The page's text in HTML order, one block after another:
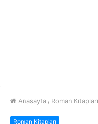
Anasayfa / Roman Kitapları
Roman Kitapları